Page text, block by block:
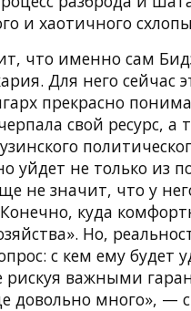
и хаотичного
что именно сам
Для него сейчас
прекрасно
свой ресурс,
уйдет не только из
не значит, что у
куда
Но,
с кем ему будет
рискуя важными
довольно много», —